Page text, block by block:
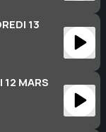
13
MARS